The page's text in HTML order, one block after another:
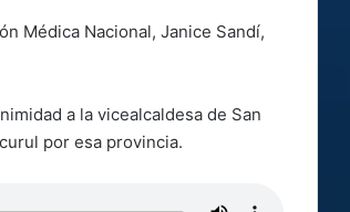
Médica Nacional, Janice Sandí,
a la vicealcaldesa de San
por esa provincia.